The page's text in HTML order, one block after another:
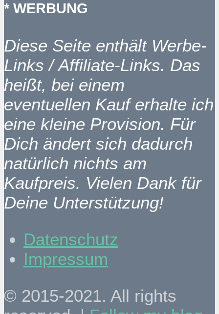
* WERBUNG
Diese Seite enthält Werbe-
Links / Affiliate-Links. Das
heißt, bei einem
eventuellen Kauf erhalte ich
eine kleine Provision. Für
Dich ändert sich dadurch
natürlich nichts am
Kaufpreis. Vielen Dank für
Deine Unterstützung!
Datenschutz
Impressum
© 2015-2021. All rights